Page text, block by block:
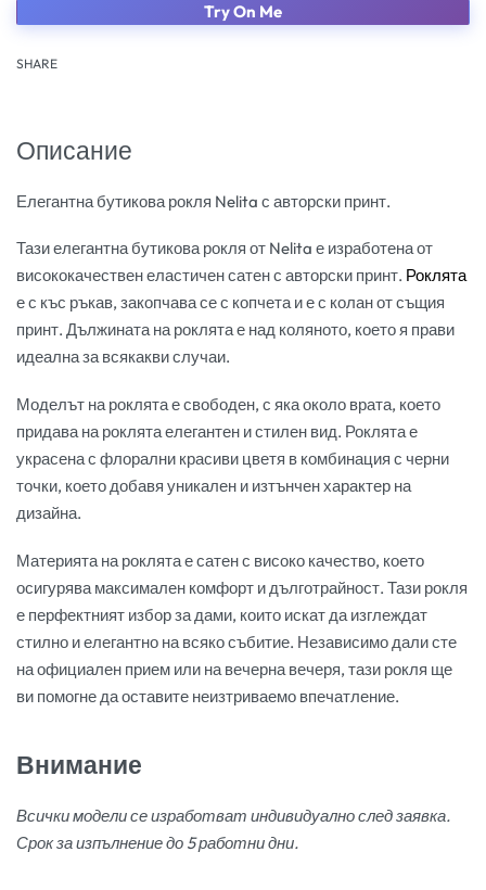
Try On Me
SHARE
Описание
Елегантна бутикова рокля Nelita с авторски принт.
Тази елегантна бутикова рокля от Nelita е изработена от
висококачествен еластичен сатен с авторски принт. Роклята
е с къс ръкав, закопчава се с копчета и е с колан от същия
принт. Дължината на роклята е над коляното, което я прави
идеална за всякакви случаи.
Моделът на роклята е свободен, с яка около врата, което
придава на роклята елегантен и стилен вид. Роклята е
украсена с флорални красиви цветя в комбинация с черни
точки, което добавя уникален и изтънчен характер на
дизайна.
Материята на роклята е сатен с високо качество, което
осигурява максимален комфорт и дълготрайност. Тази рокля
е перфектният избор за дами, които искат да изглеждат
стилно и елегантно на всяко събитие. Независимо дали сте
на официален прием или на вечерна вечеря, тази рокля ще
ви помогне да оставите неизтриваемо впечатление.
Внимание
Всички модели се изработват индивидуално след заявка.
Срок за изпълнение до 5 работни дни.